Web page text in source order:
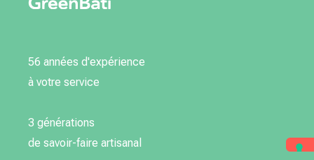
56 années d'expérience
à votre service
3 générations
de savoir-faire artisanal